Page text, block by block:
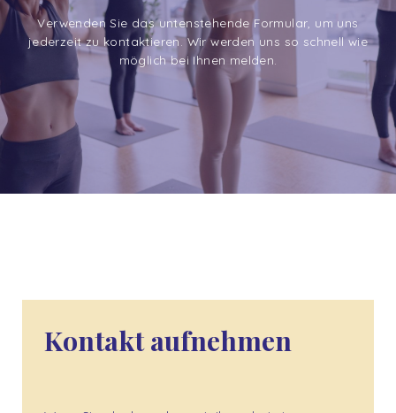
Verwenden Sie das untenstehende Formular, um uns
jederzeit zu kontaktieren. Wir werden uns so schnell wie
möglich bei Ihnen melden.
Kontakt aufnehmen